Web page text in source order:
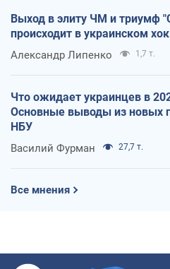
Выход в элиту ЧМ и триумф
происходит в украинском
Александр Липенко 1,7 т.
Что ожидает украинцев в
Основные выводы из новых
НБУ
Василий Фурман 27,7 т.
Все мнения